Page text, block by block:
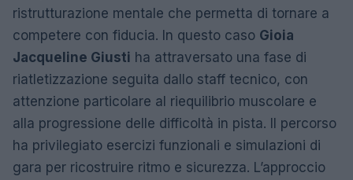
ristrutturazione mentale che permetta di tornare a
competere con fiducia. In questo caso Gioia
Jacqueline Giusti ha attraversato una fase di
riatletizzazione seguita dallo staff tecnico, con
attenzione particolare al riequilibrio muscolare e
alla progressione delle difficoltà in pista. Il percorso
ha privilegiato esercizi funzionali e simulazioni di
gara per ricostruire ritmo e sicurezza. L’approccio